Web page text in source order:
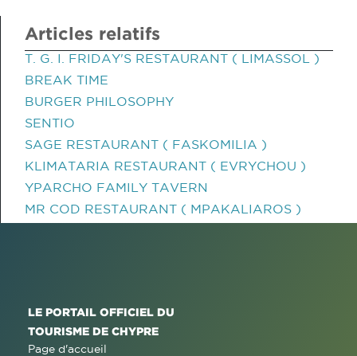
Articles relatifs
T. G. I. FRIDAY'S RESTAURANT ( LIMASSOL )
BREAK TIME
BURGER PHILOSOPHY
SENTIO
SAGE RESTAURANT ( FASKOMILIA )
KLIMATARIA RESTAURANT ( EVRYCHOU )
YPARCHO FAMILY TAVERN
MR COD RESTAURANT ( MPAKALIAROS )
LE PORTAIL OFFICIEL DU
TOURISME DE CHYPRE
Page d'accueil